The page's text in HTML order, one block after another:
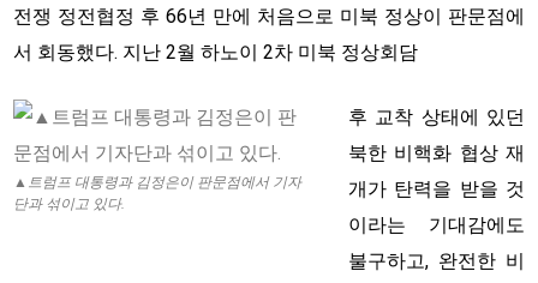
전쟁 정전협정 후 66년 만에 처음으로 미북 정상이 판문점에
서 회동했다. 지난 2월 하노이 2차 미북 정상회담
▲트럼프 대통령과 김정은이 판문점에서 기자
단과 섞이고 있다.
후 교착 상태에 있던
북한 비핵화 협상 재
개가 탄력을 받을 것
이라는 기대감에도
불구하고, 완전한 비